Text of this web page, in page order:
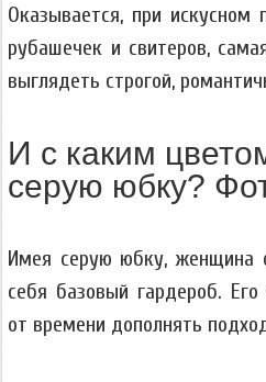
Оказывается, при
рубашечек и свитеров,
выглядеть строгой,
И с каким
серую юбку?
Имея серую юбку, женщина
себя базовый гардероб.
от времени дополнять